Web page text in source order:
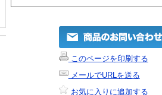
このページを印刷する
メールでURLを送る
お気に入りに追加する